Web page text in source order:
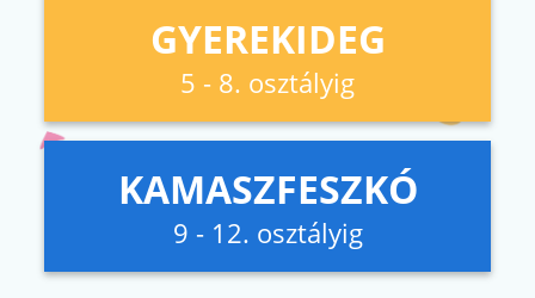
GYEREKIDEG
5 - 8. osztályig
KAMASZFESZKÓ
9 - 12. osztályig